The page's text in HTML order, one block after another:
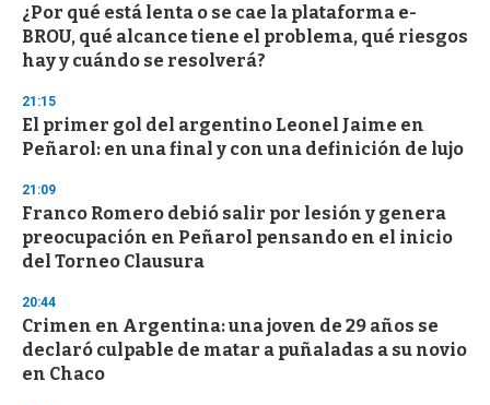
¿Por qué está lenta o se cae la plataforma e-
BROU, qué alcance tiene el problema, qué riesgos
hay y cuándo se resolverá?
21:15
El primer gol del argentino Leonel Jaime en
Peñarol: en una final y con una definición de lujo
21:09
Franco Romero debió salir por lesión y genera
preocupación en Peñarol pensando en el inicio
del Torneo Clausura
20:44
Crimen en Argentina: una joven de 29 años se
declaró culpable de matar a puñaladas a su novio
en Chaco